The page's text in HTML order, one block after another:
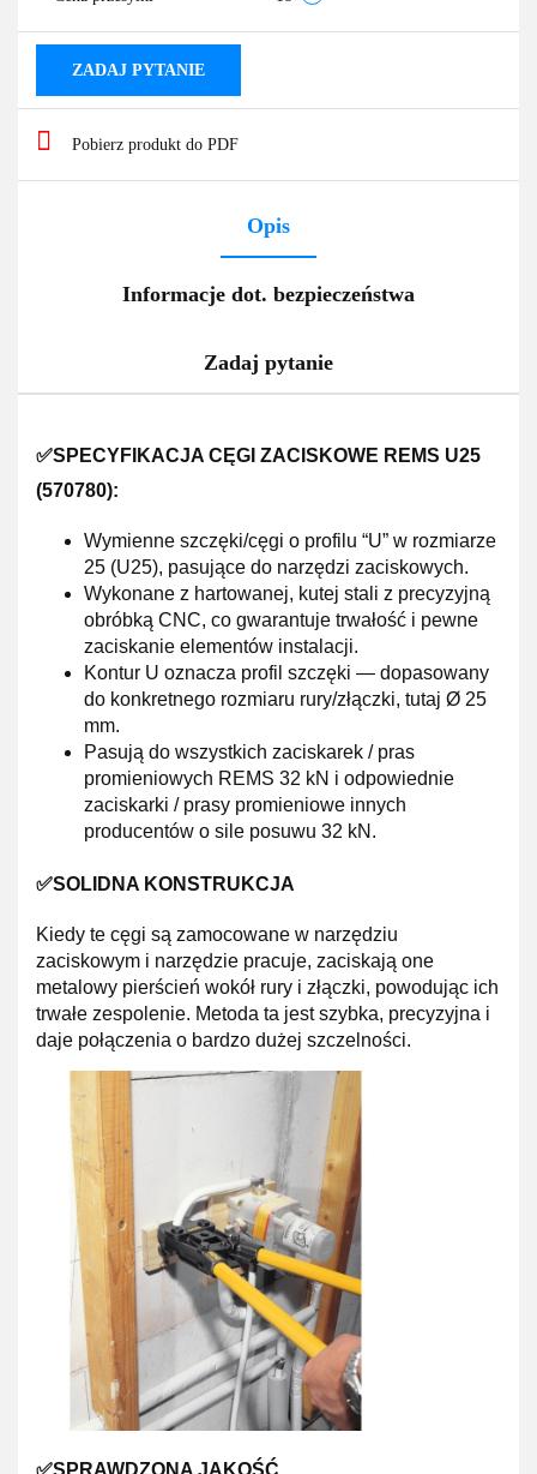
ZADAJ PYTANIE
Pobierz produkt do PDF
Opis
Informacje dot. bezpieczeństwa
Zadaj pytanie
✅SPECYFIKACJA CĘGI ZACISKOWE REMS U25
(570780):
Wymienne szczęki/cęgi o profilu “U” w rozmiarze
25 (U25), pasujące do narzędzi zaciskowych.
Wykonane z hartowanej, kutej stali z precyzyjną
obróbką CNC, co gwarantuje trwałość i pewne
zaciskanie elementów instalacji.
Kontur U oznacza profil szczęki — dopasowany
do konkretnego rozmiaru rury/złączki, tutaj Ø 25
mm.
Pasują do wszystkich zaciskarek / pras
promieniowych REMS 32 kN i odpowiednie
zaciskarki / prasy promieniowe innych
producentów o sile posuwu 32 kN.
✅SOLIDNA KONSTRUKCJA
Kiedy te cęgi są zamocowane w narzędziu
zaciskowym i narzędzie pracuje, zaciskają one
metalowy pierścień wokół rury i złączki, powodując ich
trwałe zespolenie. Metoda ta jest szybka, precyzyjna i
daje połączenia o bardzo dużej szczelności.